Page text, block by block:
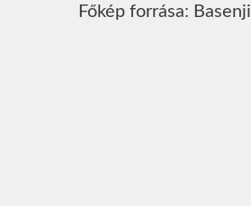
Főkép forrása: Basenji